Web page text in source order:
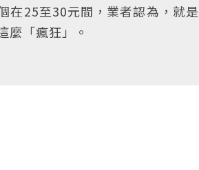
在25至30元間，業者認為，就
麼「瘋狂」。